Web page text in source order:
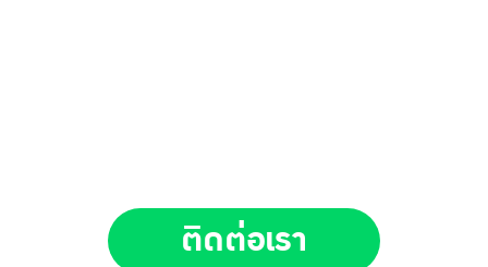
ติดต่อเรา